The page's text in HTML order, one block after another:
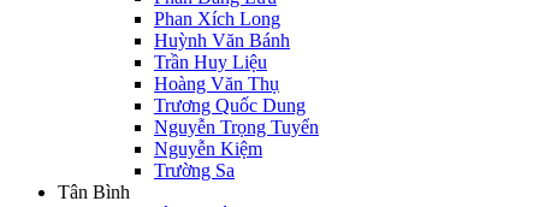
Phan Xích Long
Huỳnh Văn Bánh
Trần Huy Liệu
Hoàng Văn Thụ
Trương Quốc Dung
Nguyễn Trọng Tuyển
Nguyễn Kiệm
Trường Sa
Tân Bình